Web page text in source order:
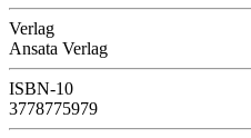
Verlag
Ansata Verlag
ISBN-10
3778775979